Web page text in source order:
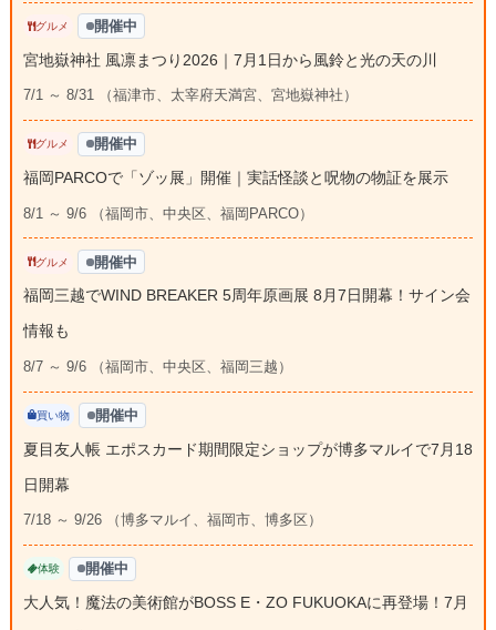
グルメ 開催中
宮地嶽神社 風凛まつり2026｜7月1日から風鈴と光の天の川
7/1 ～ 8/31 （福津市、太宰府天満宮、宮地嶽神社）
グルメ 開催中
福岡PARCOで「ゾッ展」開催｜実話怪談と呪物の物証を展示
8/1 ～ 9/6 （福岡市、中央区、福岡PARCO）
グルメ 開催中
福岡三越でWIND BREAKER 5周年原画展 8月7日開幕！サイン会
情報も
8/7 ～ 9/6 （福岡市、中央区、福岡三越）
買い物 開催中
夏目友人帳 エポスカード期間限定ショップが博多マルイで7月18
日開幕
7/18 ～ 9/26 （博多マルイ、福岡市、博多区）
体験 開催中
大人気！魔法の美術館がBOSS E・ZO FUKUOKAに再登場！7月